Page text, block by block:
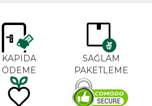
KAPIDA
ÖDEME
SAĞLAM
PAKETLEME